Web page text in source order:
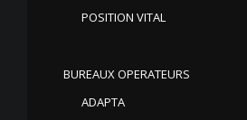
POSITION VITAL
BUREAUX OPERATEURS
ADAPTA